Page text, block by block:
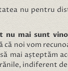
nu pentru
nu mai sunt
noi vom
mai așteptăm
indiferent